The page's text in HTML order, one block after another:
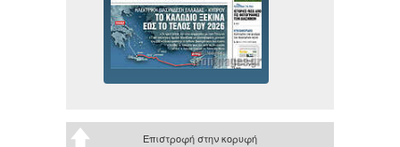
Επιστροφή στην κορυφή